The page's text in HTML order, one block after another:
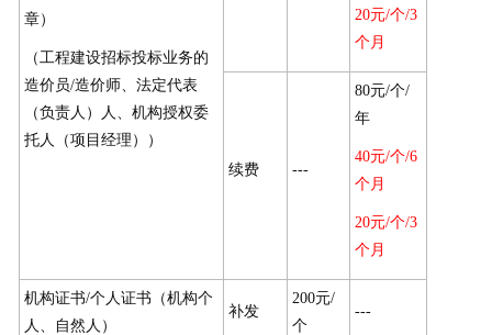
章）
（工程建设招标投标业务的
造价员/造价师、法定代表
（负责人）人、机构授权委
托人（项目经理））
20元/个/3
个月
续费 ---
80元/个/
年
40元/个/6
个月
20元/个/3
个月
机构证书/个人证书（机构个
人、自然人）
补发
200元/
个
---